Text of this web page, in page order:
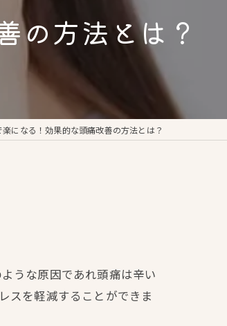
の方法とは？
になる！効果的な頭痛改善の方法とは？
うな原因であれ頭痛は辛い
スを軽減することができま